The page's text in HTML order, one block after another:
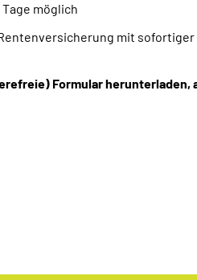
möglich
mit
Formular